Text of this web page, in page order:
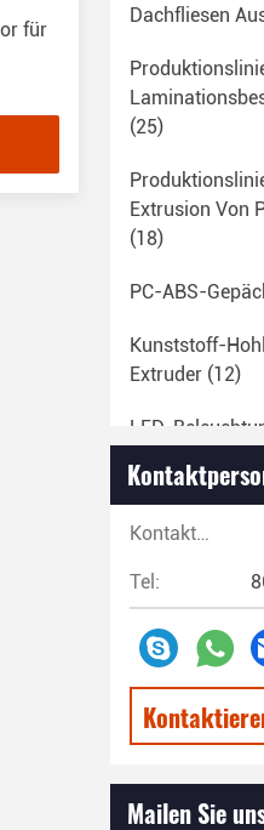
für
Dachfliesen
(25)
Extrusion Von
(18)
PC-ABS-
Kunststoff-
Extruder (12)
LED-
EVA-
Stickmaschine
Maschine
Kunststoffband
Kontaktpersonen:
Tel:
Mailen Sie